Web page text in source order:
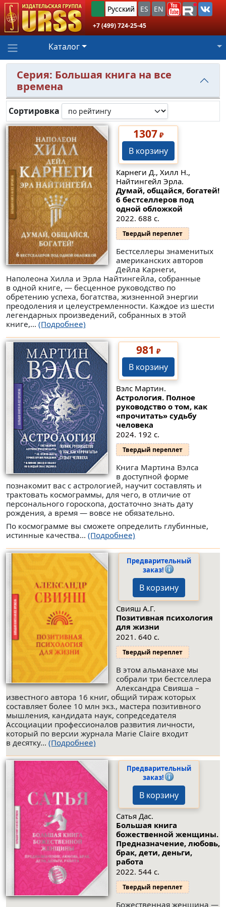
Русский ES EN
+7 (499) 724-25-45
Каталог
Серия: Большая книга на все
времена
Сортировка
1307₽
В корзину
Карнеги Д., Хилл Н.,
Найтингейл Эрла.
Думай, общайся, богатей!
6 бестселлеров под
одной обложкой
2022. 688 с.
Твердый переплет
Бестселлеры знаменитых
американских авторов
Дейла Карнеги,
Наполеона Хилла и Эрла Найтингейла, собранные
в одной книге, — бесценное руководство по
обретению успеха, богатства, жизненной энергии
преодоления и целеустремленности. Каждое из шести
легендарных произведений, собранных в этой
книге,... (Подробнее)
981 ₽
В корзину
Вэлс Мартин.
Астрология. Полное
руководство о том, как
«прочитать» судьбу
человека
2024. 192 с.
Твердый переплет
Книга Мартина Вэлса
в доступной форме
познакомит вас с астрологией, научит составлять и
трактовать космограммы, для чего, в отличие от
персонального гороскопа, достаточно знать дату
рождения, а время — вовсе не обязательно.
По космограмме вы сможете определить глубинные,
истинные качества... (Подробнее)
Предварительный
заказ!
В корзину
Свияш А.Г.
Позитивная психология
для жизни
2021. 640 с.
Твердый переплет
В этом альманахе мы
собрали три бестселлера
Александра Свияша –
известного автора 16 книг, общий тираж которых
составляет более 10 млн экз., мастера позитивного
мышления, кандидата наук, сопредседателя
Ассоциации профессионалов развития личности,
который по версии журнала Marie Claire входит
в десятку... (Подробнее)
Предварительный
заказ!
В корзину
Сатья Дас.
Большая книга
божественной женщины.
Предназначение, любовь,
брак, дети, деньги,
работа
2022. 544 с.
Твердый переплет
Божественная женщина —